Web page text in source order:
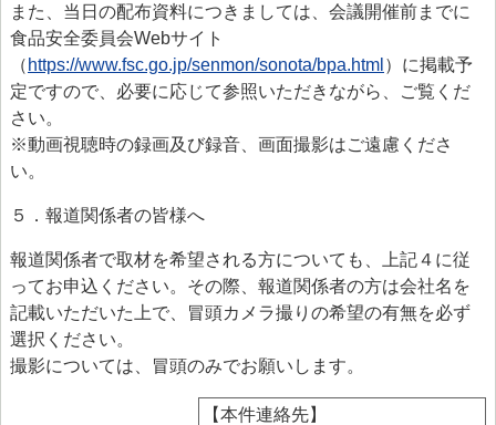
また、当日の配布資料につきましては、会議開催前までに
食品安全委員会Webサイト
（ https://www.fsc.go.jp/senmon/sonota/bpa.html ）に掲載予
定ですので、必要に応じて参照いただきながら、ご覧くだ
さい。
※動画視聴時の録画及び録音、画面撮影はご遠慮くださ
い。
５．報道関係者の皆様へ
報道関係者で取材を希望される方についても、上記４に従
ってお申込ください。その際、報道関係者の方は会社名を
記載いただいた上で、冒頭カメラ撮りの希望の有無を必ず
選択ください。
撮影については、冒頭のみでお願いします。
【本件連絡先】